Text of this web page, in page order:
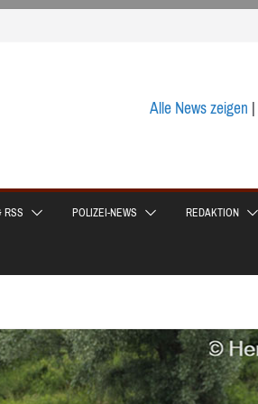
Alle News zeigen|
RSS POLIZEI-NEWS REDAKTION